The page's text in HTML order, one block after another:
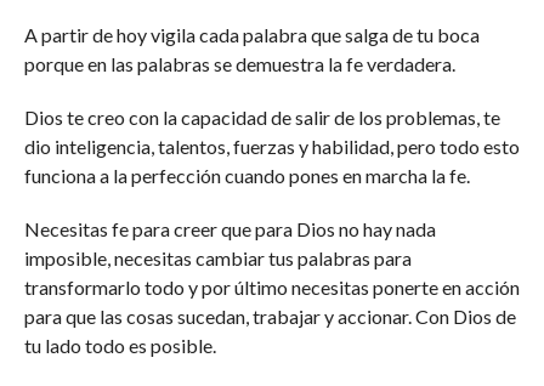
A partir de hoy vigila cada palabra que salga de tu boca
porque en las palabras se demuestra la fe verdadera.
Dios te creo con la capacidad de salir de los problemas, te
dio inteligencia, talentos, fuerzas y habilidad, pero todo esto
funciona a la perfección cuando pones en marcha la fe.
Necesitas fe para creer que para Dios no hay nada
imposible, necesitas cambiar tus palabras para
transformarlo todo y por último necesitas ponerte en acción
para que las cosas sucedan, trabajar y accionar. Con Dios de
tu lado todo es posible.